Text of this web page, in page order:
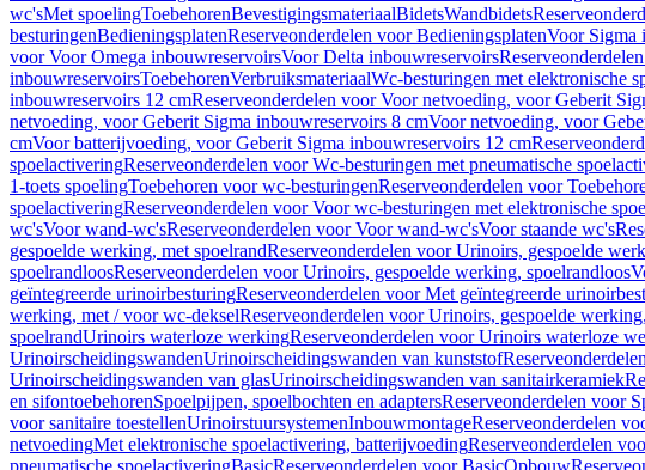
wc'sMet spoelingToebehorenBevestigingsmateriaalBidetsWandbidets
besturingenBedieningsplatenReserveonderdelen voor BedieningsplatenVoor Sigma
voor Voor Omega inbouwreservoirsVoor Delta inbouwreservoirs
inbouwreservoirsToebehorenVerbruiksmateriaalWc-besturingen met elektronische
inbouwreservoirs 12 cmReserveonderdelen voor Voor netvoeding, voor Geberit
netvoeding, voor Geberit Sigma inbouwreservoirs 8 cmVoor netvoeding, voor
cmVoor batterijvoeding, voor Geberit Sigma inbouwreservoirs 12 cm
spoelactiveringReserveonderdelen voor Wc-besturingen met pneumatische
1-toets spoelingToebehoren voor wc-besturingenReserveonderdelen voor
spoelactiveringReserveonderdelen voor Voor wc-besturingen met elektronische
wc'sVoor wand-wc'sReserveonderdelen voor Voor wand-wc'sVoor staande wc's
gespoelde werking, met spoelrandReserveonderdelen voor Urinoirs, gespoelde
spoelrandloosReserveonderdelen voor Urinoirs, gespoelde werking, spoelrandloos
geïntegreerde urinoirbesturingReserveonderdelen voor Met geïntegreerde
werking, met / voor wc-dekselReserveonderdelen voor Urinoirs, gespoelde
spoelrandUrinoirs waterloze werkingReserveonderdelen voor Urinoirs waterloze
UrinoirscheidingswandenUrinoirscheidingswanden van kunststof
Urinoirscheidingswanden van glasUrinoirscheidingswanden van sanitairkeramiek
en sifontoebehorenSpoelpijpen, spoelbochten en adaptersReserveonderdelen voor
voor sanitaire toestellenUrinoirstuursystemenInbouwmontageReserveonderdelen
netvoedingMet elektronische spoelactivering, batterijvoedingReserveonderdelen
pneumatische spoelactiveringBasicReserveonderdelen voor BasicOpbouw